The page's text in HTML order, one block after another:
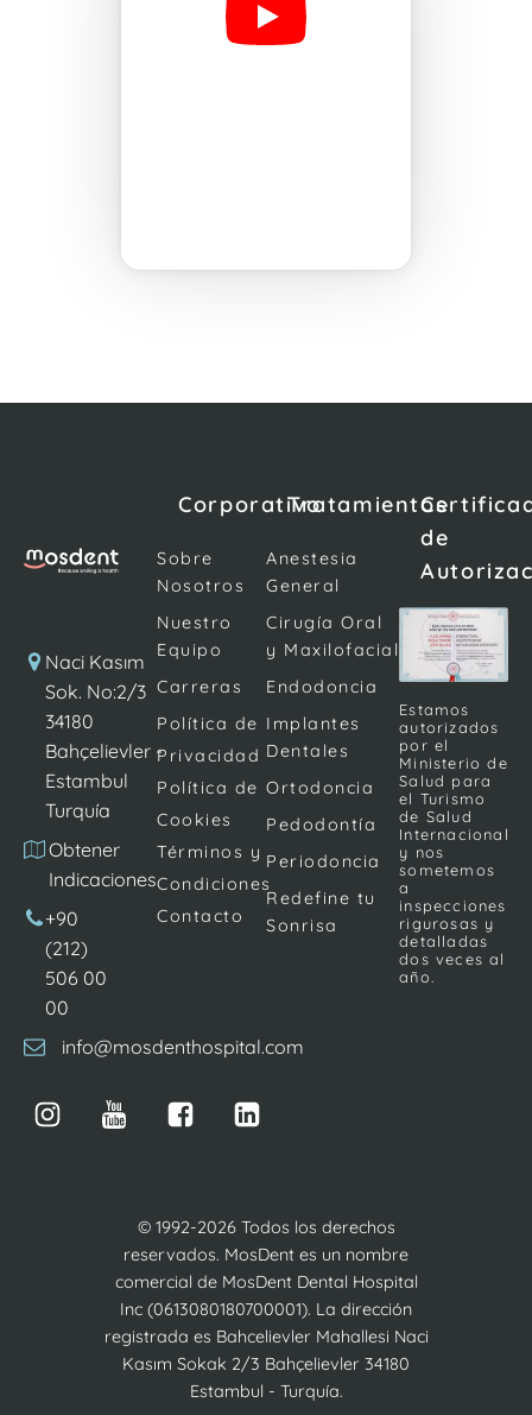
Naci Kasım
Sok. No:2/3
34180
Bahçelievler -
Estambul
Turquía
Obtener
Indicaciones
+90
(212)
506 00
00
info@mosdenthospital.com
Corporativo
Sobre
Nosotros
Nuestro
Equipo
Carreras
Política de
Privacidad
Política de
Cookies
Términos y
Condiciones
Contacto
Tratamientos
Anestesia
General
Cirugía Oral
y Maxilofacial
Endodoncia
Implantes
Dentales
Ortodoncia
Pedodontía
Periodoncia
Redefine tu
Sonrisa
de
Estamos
autorizados
por el
Ministerio de
Salud para
el Turismo
de Salud
Internacional
y nos
sometemos
a
inspecciones
rigurosas y
detalladas
dos veces al
año.
© 1992-2026 Todos los derechos
reservados. MosDent es un nombre
comercial de MosDent Dental Hospital
Inc (0613080180700001). La dirección
registrada es Bahcelievler Mahallesi Naci
Kasım Sokak 2/3 Bahçelievler 34180
Estambul - Turquía.